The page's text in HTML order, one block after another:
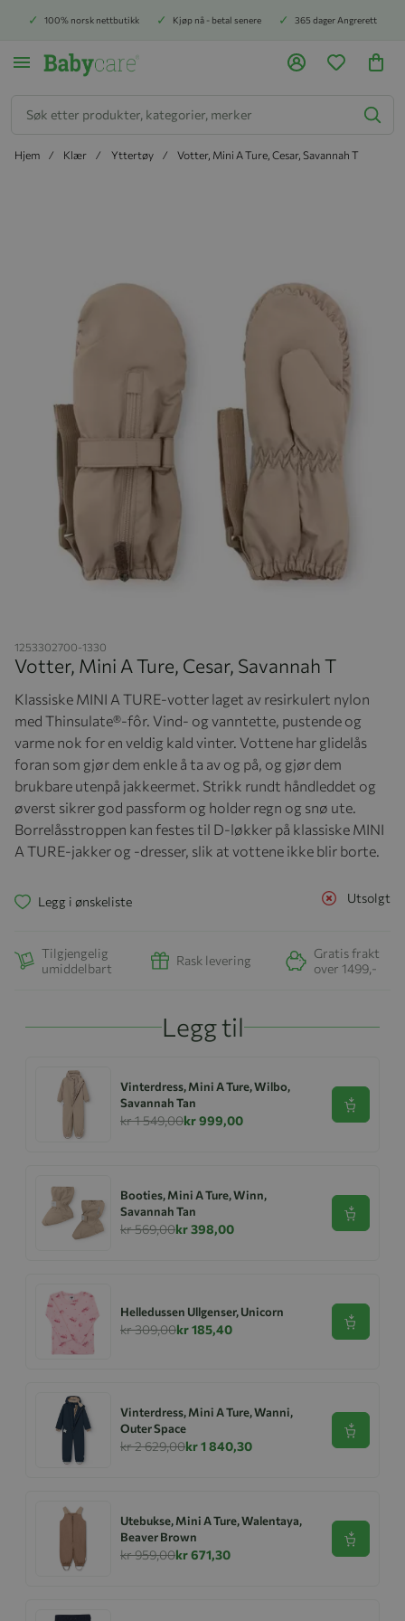
100% norsk nettbutikk Kjøp nå - betal senere 365 dager Angrerett
Hjem Klær Yttertøy Votter, Mini A Ture, Cesar, Savannah T
1253302700-1330
Votter, Mini A Ture, Cesar, Savannah T
Klassiske MINI A TURE-votter laget av resirkulert nylon
med Thinsulate®-fôr. Vind- og vanntette, pustende og
varme nok for en veldig kald vinter. Vottene har glidelås
foran som gjør dem enkle å ta av og på, og gjør dem
brukbare utenpå jakkeermet. Strikk rundt håndleddet og
øverst sikrer god passform og holder regn og snø ute.
Borrelåsstroppen kan festes til D-løkker på klassiske MINI
A TURE-jakker og -dresser, slik at vottene ikke blir borte.
Utsolgt
Legg i ønskeliste
Tilgjengelig
umiddelbart
Rask levering
Gratis frakt
over 1499,-
Legg til
Vinterdress, Mini A Ture, Wilbo,
Savannah Tan
kr 1 549,00kr 999,00
Se
Booties, Mini A Ture, Winn,
Savannah Tan
kr 569,00kr 398,00
Se
Helledussen Ullgenser, Unicorn
kr 309,00kr 185,40 Se
Vinterdress, Mini A Ture, Wanni,
Outer Space
kr 2 629,00kr 1 840,30
Se
Utebukse, Mini A Ture, Walentaya,
Beaver Brown
kr 959,00kr 671,30
Se